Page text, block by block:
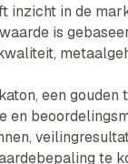
inzicht in de
is
een
en
te